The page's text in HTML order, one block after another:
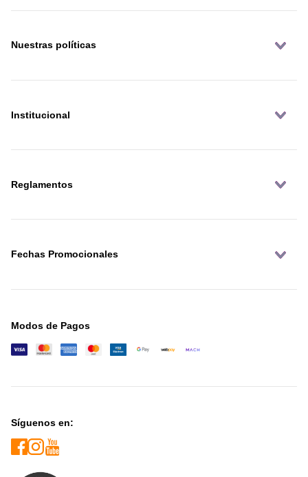
Nuestras políticas
Institucional
Reglamentos
Fechas Promocionales
Modos de Pagos
Síguenos en: